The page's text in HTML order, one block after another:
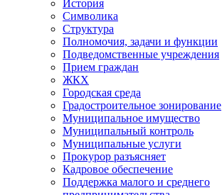
История
Символика
Структура
Полномочия, задачи и функции
Подведомственные учреждения
Прием граждан
ЖКХ
Городская среда
Градостроительное зонирование
Муниципальное имущество
Муниципальный контроль
Муниципальные услуги
Прокурор разъясняет
Кадровое обеспечение
Поддержка малого и среднего